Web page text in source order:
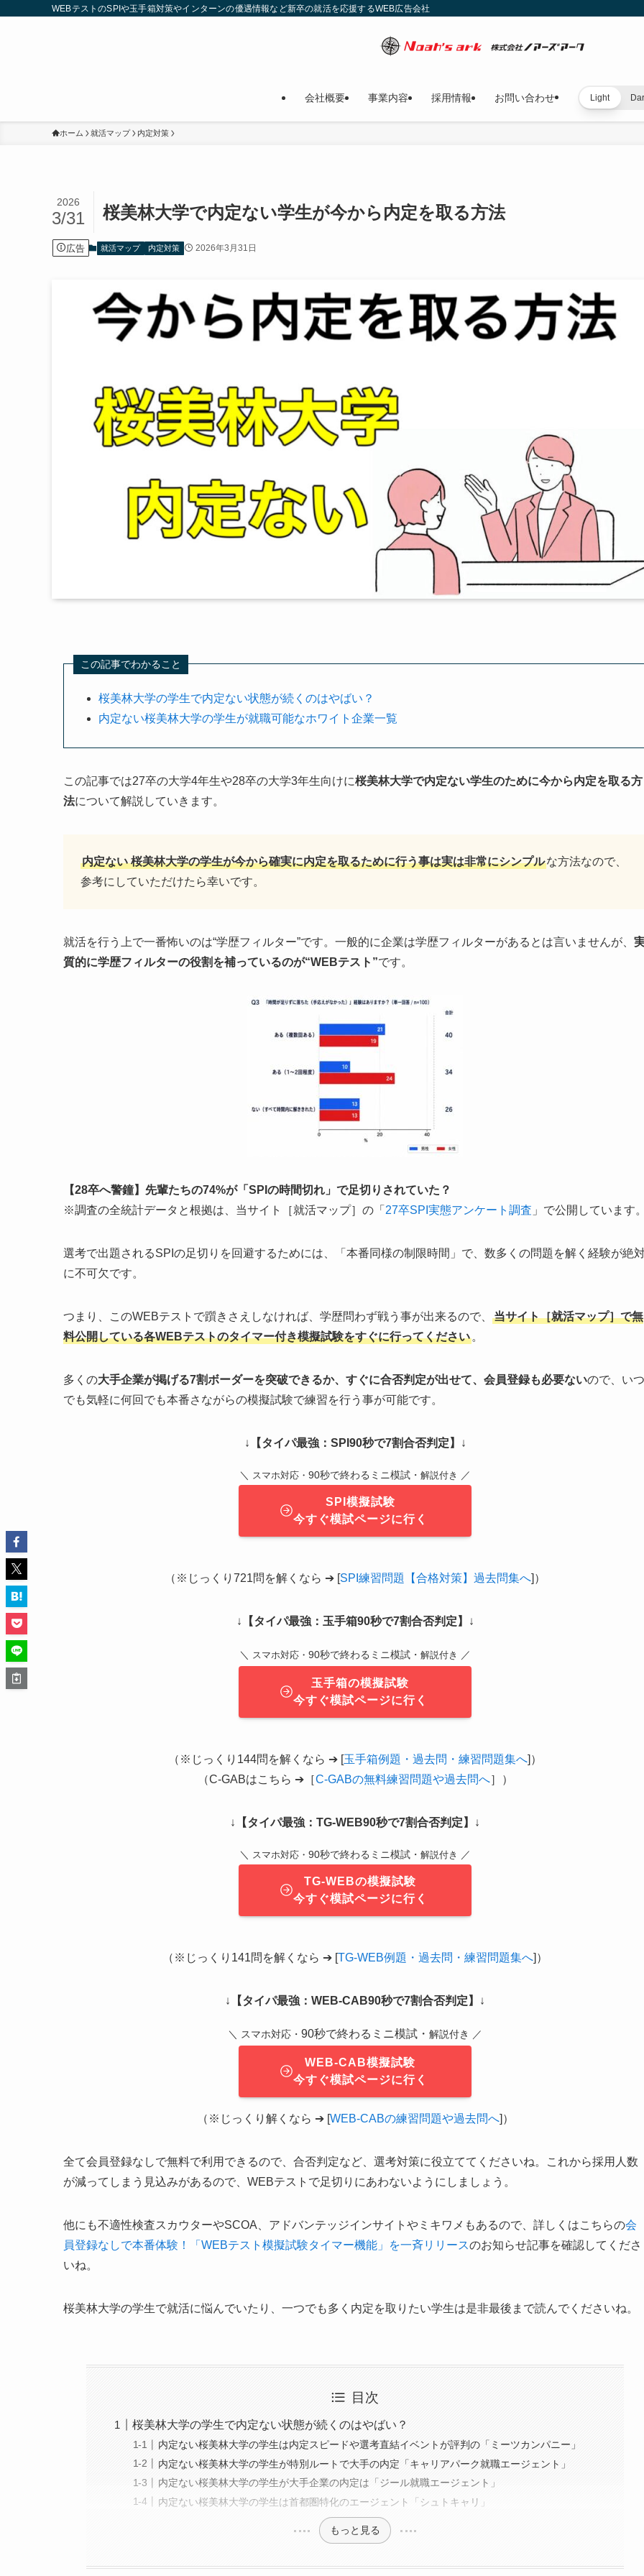
WEBテストのSPIや玉手箱対策やインターンの優遇情報など新卒の就活を応援するWEB広告会社
会社概要 事業内容 採用情報 お問い合わせ Light
ホーム 就活マップ 内定対策
桜美林大学で内定ない学生が今から内定を取る方法
2026
3/31
広告 就活マップ 内定対策 2026年3月31日
この記事でわかること
桜美林大学の学生で内定ない状態が続くのはやばい？
内定ない桜美林大学の学生が就職可能なホワイト企業一覧
この記事では27卒の大学4年生や28卒の大学3年生向けに桜美林大学で内定ない学生のために今から内定を取る方
法について解説していきます。
内定ない 桜美林大学の学生が今から確実に内定を取るために行う事は実は非常にシンプルな方法なので、
参考にしていただけたら幸いです。
就活を行う上で一番怖いのは“学歴フィルター”です。一般的に企業は学歴フィルターがあるとは言いませんが、
質的に学歴フィルターの役割を補っているのが“WEBテスト”です。
【28卒へ警鐘】先輩たちの74%が「SPIの時間切れ」で足切りされていた？
※調査の全統計データと根拠は、当サイト［就活マップ］の「 27卒SPI実態アンケート調査 」で公開しています
選考で出題されるSPIの足切りを回避するためには、「本番同様の制限時間」で、数多くの問題を解く経験が絶
に不可欠です。
つまり、このWEBテストで躓きさえしなければ、学歴問わず戦う事が出来るので、
当サイト［就活マップ］で無
料公開している各WEBテストのタイマー付き模擬試験をすぐに行ってください 。
多くの大手企業が掲げる7割ボーダーを突破できるか、すぐに合否判定が出せて、会員登録も必要ないので、いつ
でも気軽に何回でも本番さながらの模擬試験で練習を行う事が可能です。
↓ 【タイパ最強：SPI90秒で7割合否判定】 ↓
＼ スマホ対応・ 90秒で終わるミニ模試・ 解説付き ／
SPI模擬試験
今すぐ模試ページに行く
（※じっくり721問を解くなら ➔ [SPI練習問題【合格対策】過去問集へ]）
↓ 【タイパ最強：玉手箱90秒で7割合否判定】 ↓
＼ スマホ対応・ 90秒で終わるミニ模試・ 解説付き ／
玉手箱の模擬試験
今すぐ模試ページに行く
（※じっくり144問を解くなら ➔ [玉手箱例題・過去問・練習問題集へ]）
（C-GABはこちら ➔［C-GABの無料練習問題や過去問へ］）
↓ 【タイパ最強：TG-WEB90秒で7割合否判定】 ↓
＼ スマホ対応・ 90秒で終わるミニ模試・ 解説付き ／
TG-WEBの模擬試験
今すぐ模試ページに行く
（※じっくり141問を解くなら ➔ [TG-WEB例題・過去問・練習問題集へ]）
↓ 【タイパ最強：WEB-CAB90秒で7割合否判定】 ↓
＼ スマホ対応・ 90秒で終わるミニ模試・ 解説付き ／
WEB-CAB模擬試験
今すぐ模試ページに行く
（※じっくり解くなら ➔ [WEB-CABの練習問題や過去問へ]）
全て会員登録なしで無料で利用できるので、合否判定など、選考対策に役立ててくださいね。これから採用人数
が減ってしまう見込みがあるので、WEBテストで足切りにあわないようにしましょう。
他にも不適性検査スカウターやSCOA、アドバンテッジインサイトやミキワメもあるので、詳しくはこちらの会
員登録なしで本番体験！「WEBテスト模擬試験タイマー機能」を一斉リリースのお知らせ記事を確認してくださ
いね。
桜美林大学の学生で就活に悩んでいたり、一つでも多く内定を取りたい学生は是非最後まで読んでくださいね。
目次
桜美林大学の学生で内定ない状態が続くのはやばい？
内定ない桜美林大学の学生は内定スピードや選考直結イベントが評判の「ミーツカンパニー」
内定ない桜美林大学の学生が特別ルートで大手の内定「キャリアパーク就職エージェント」
内定ない桜美林大学の学生が大手企業の内定は「ジール就職エージェント」
内定ない桜美林大学の学生は首都圏特化のエージェント「シュトキャリ」
もっと見る